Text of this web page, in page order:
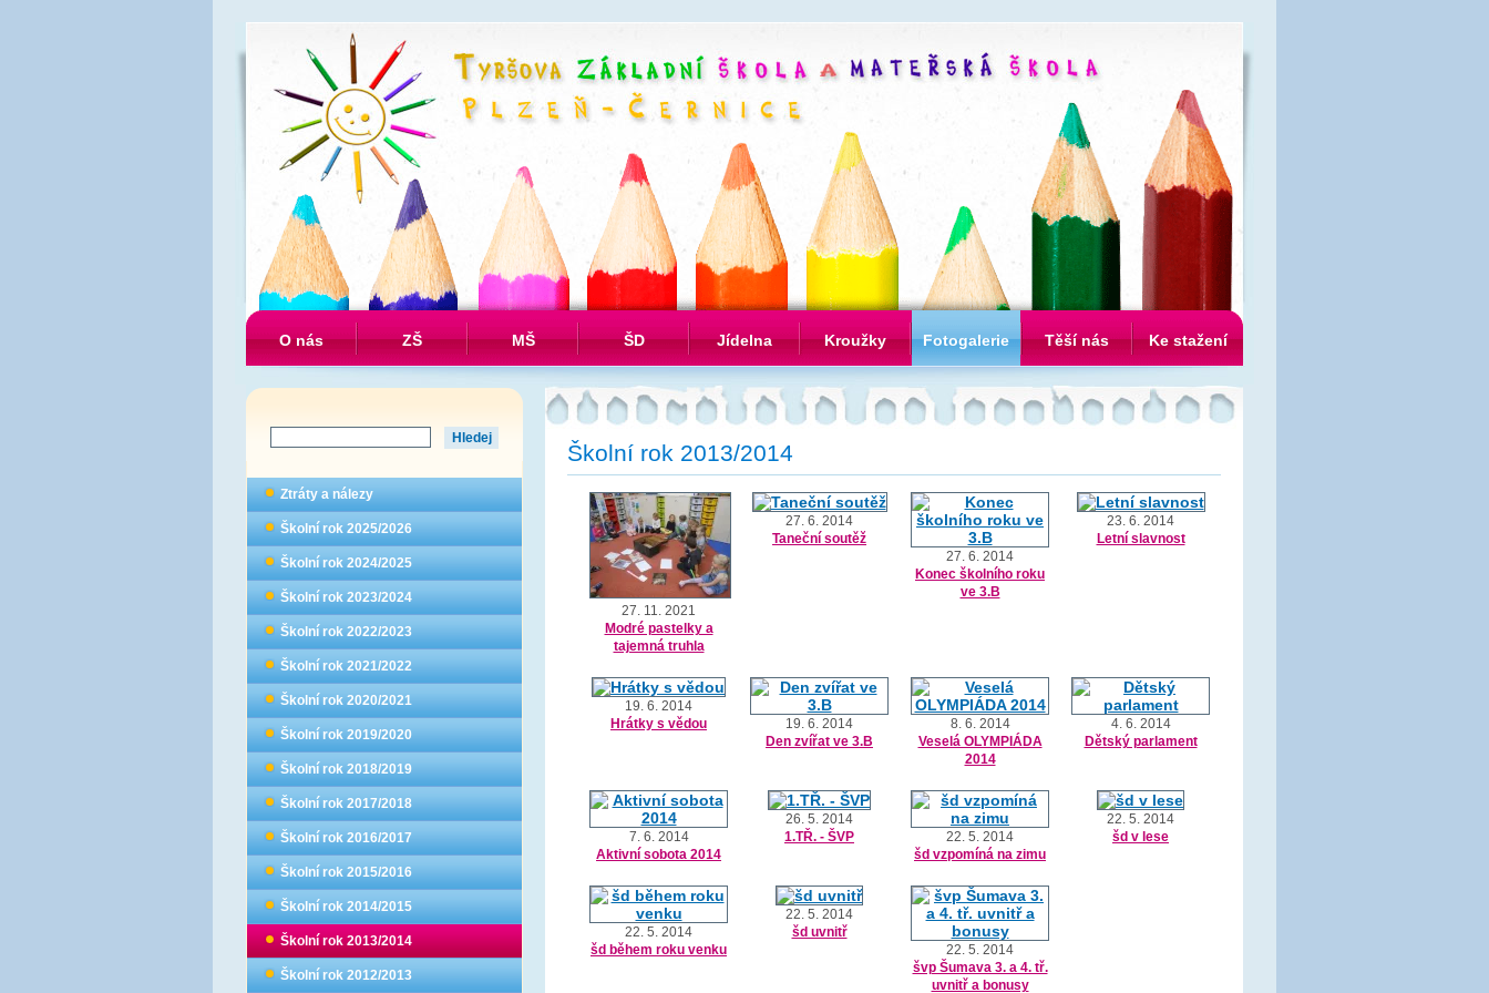
O nás ZŠ MŠ ŠD Jídelna Kroužky Fotogalerie Těší nás Ke stažení
Ztráty a nálezy
Školní rok 2025/2026
Školní rok 2024/2025
Školní rok 2023/2024
Školní rok 2022/2023
Školní rok 2021/2022
Školní rok 2020/2021
Školní rok 2019/2020
Školní rok 2018/2019
Školní rok 2017/2018
Školní rok 2016/2017
Školní rok 2015/2016
Školní rok 2014/2015
Školní rok 2013/2014
Školní rok 2012/2013
Školní rok 2013/2014
27. 11. 2021
Modré pastelky a
tajemná truhla
27. 6. 2014
Taneční soutěž
27. 6. 2014
Konec školního roku
ve 3.B
23. 6. 2014
Letní slavnost
19. 6. 2014
Hrátky s vědou
19. 6. 2014
Den zvířat ve 3.B
8. 6. 2014
Veselá OLYMPIÁDA
2014
4. 6. 2014
Dětský parlament
7. 6. 2014
Aktivní sobota 2014
26. 5. 2014
1.TŘ. - ŠVP
22. 5. 2014
šd vzpomíná na zimu
22. 5. 2014
šd v lese
22. 5. 2014
šd během roku venku
22. 5. 2014
šd uvnitř
22. 5. 2014
švp Šumava 3. a 4. tř.
uvnitř a bonusy